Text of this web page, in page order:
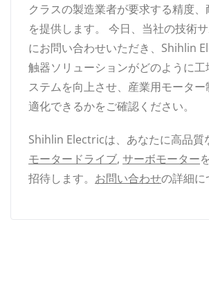
クラスの製造業者が要求する精度
を提供します。 今日、当社の技術
にお問い合わせいただき、Shihlin
触器ソリューションがどのように
ステムを向上させ、産業用モータ
適化できるかをご確認ください。
Shihlin Electricは、あなたに高品質
モータードライブ, サーボモーター
招待します。 お問い合わせの詳細に